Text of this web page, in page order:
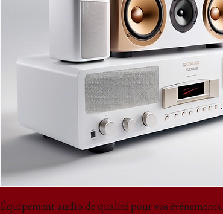
Équipement audio de qualité pour vos événements.